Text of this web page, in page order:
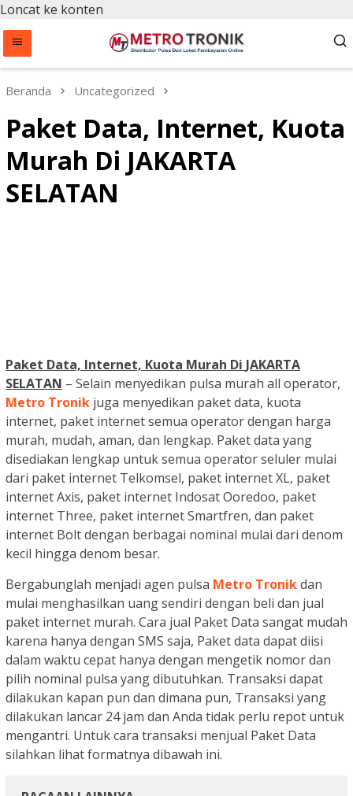
Loncat ke konten
Beranda Uncategorized
Paket Data, Internet, Kuota
Murah Di JAKARTA
SELATAN
Paket Data, Internet, Kuota Murah Di JAKARTA
SELATAN – Selain menyedikan pulsa murah all operator,
Metro Tronik juga menyedikan paket data, kuota
internet, paket internet semua operator dengan harga
murah, mudah, aman, dan lengkap. Paket data yang
disediakan lengkap untuk semua operator seluler mulai
dari paket internet Telkomsel, paket internet XL, paket
internet Axis, paket internet Indosat Ooredoo, paket
internet Three, paket internet Smartfren, dan paket
internet Bolt dengan berbagai nominal mulai dari denom
kecil hingga denom besar.
Bergabunglah menjadi agen pulsa Metro Tronikdan
mulai menghasilkan uang sendiri dengan beli dan jual
paket internet murah. Cara jual Paket Data sangat mudah
karena hanya dengan SMS saja, Paket data dapat diisi
dalam waktu cepat hanya dengan mengetik nomor dan
pilih nominal pulsa yang dibutuhkan. Transaksi dapat
dilakukan kapan pun dan dimana pun, Transaksi yang
dilakukan lancar 24 jam dan Anda tidak perlu repot untuk
mengantri. Untuk cara transaksi menjual Paket Data
silahkan lihat formatnya dibawah ini.